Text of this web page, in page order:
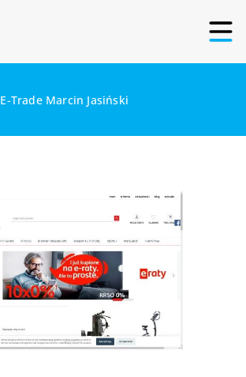
E-Trade Marcin Jasiński